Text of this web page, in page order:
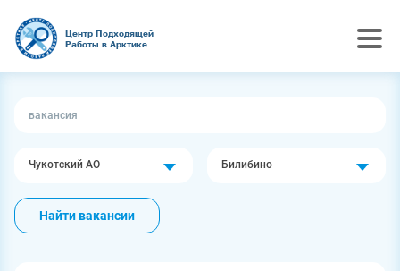
Центр Подходящей
Работы в Арктике
Чукотский АО Билибино
Найти вакансии